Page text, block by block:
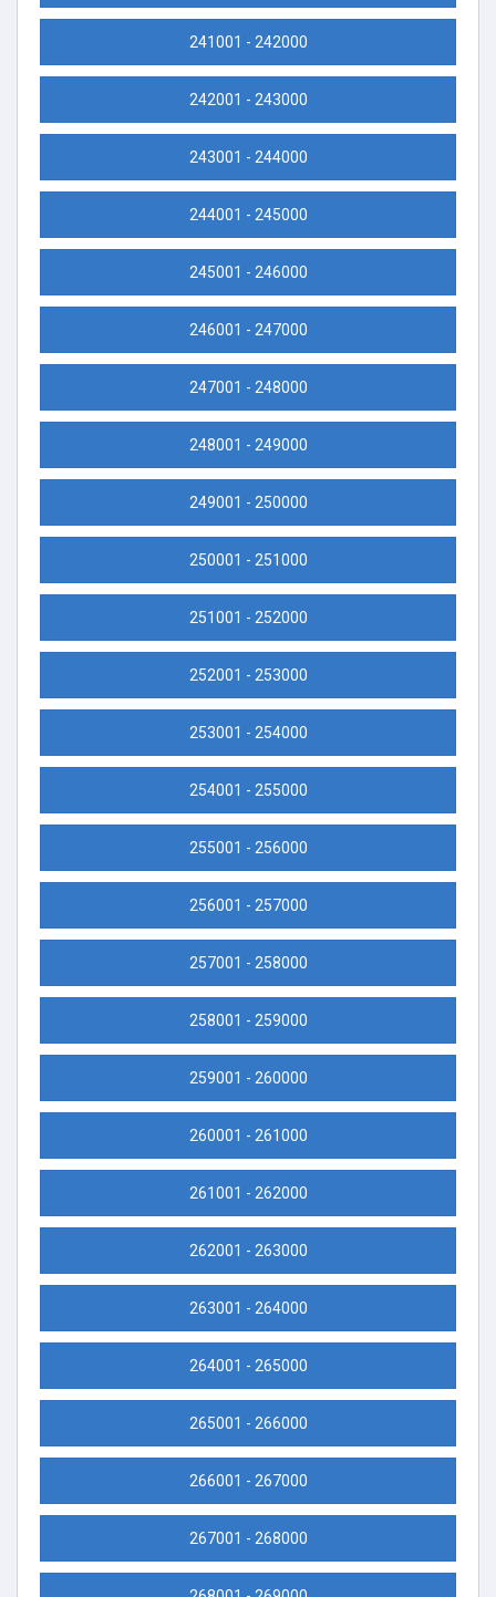
241001 - 242000
242001 - 243000
243001 - 244000
244001 - 245000
245001 - 246000
246001 - 247000
247001 - 248000
248001 - 249000
249001 - 250000
250001 - 251000
251001 - 252000
252001 - 253000
253001 - 254000
254001 - 255000
255001 - 256000
256001 - 257000
257001 - 258000
258001 - 259000
259001 - 260000
260001 - 261000
261001 - 262000
262001 - 263000
263001 - 264000
264001 - 265000
265001 - 266000
266001 - 267000
267001 - 268000